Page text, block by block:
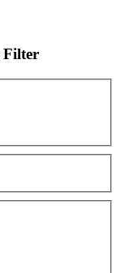
Filter